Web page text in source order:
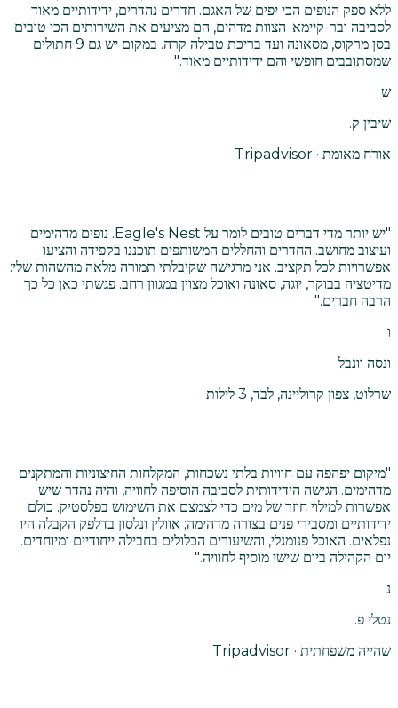
ללא ספק הנופים הכי יפים של האגם. חדרים נהדרים, ידידותיים מאוד
לסביבה ובר-קיימא. הצוות מדהים, הם מציעים את השירותים הכי טובים
בסן מרקוס, מסאונה ועד בריכת טבילה קרה. במקום יש גם 9 חתולים
שמסתובבים חופשי והם ידידותיים מאוד."
ש
שיבין ק.
אורח מאומת · Tripadvisor
"
יש יותר מדי דברים טובים לומר על Eagle's Nest. נופים מדהימים
ועיצוב מחושב. החדרים והחללים המשותפים תוכננו בקפידה והציעו
אפשרויות לכל תקציב. אני מרגישה שקיבלתי תמורה מלאה מהשהות שלי:
מדיטציה בבוקר, יוגה, סאונה ואוכל מצוין במגוון רחב. פגשתי כאן כל כך
הרבה חברים."
ו
ונסה וונבל
שרלוט, צפון קרוליינה, לבד, 3 לילות
"מיקום יפהפה עם חוויות בלתי נשכחות, המקלחות החיצוניות והמתקנים
מדהימים. הגישה הידידותית לסביבה הוסיפה לחוויה, והיה נהדר שיש
אפשרות למילוי חוזר של מים כדי לצמצם את השימוש בפלסטיק. כולם
ידידותיים ומסבירי פנים בצורה מדהימה; אוולין ונלסון בדלפק הקבלה היו
נפלאים. האוכל פנומנלי, והשיעורים הכלולים בחבילה ייחודיים ומיוחדים.
יום הקהילה ביום שישי מוסיף לחוויה."
נ
נטלי פ.
שהייה משפחתית · Tripadvisor